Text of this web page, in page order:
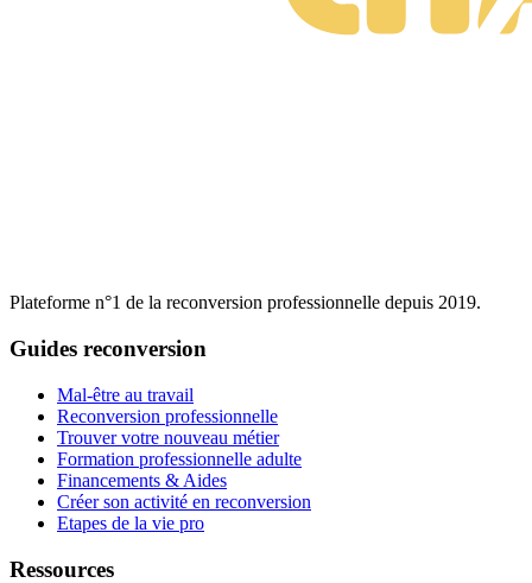
Plateforme n°1 de la reconversion professionnelle depuis 2019.
Guides reconversion
Mal-être au travail
Reconversion professionnelle
Trouver votre nouveau métier
Formation professionnelle adulte
Financements & Aides
Créer son activité en reconversion
Etapes de la vie pro
Ressources